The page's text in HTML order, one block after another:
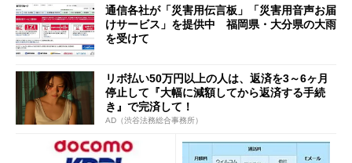
通信各社が「災害用伝言板」「災害用音声お届
けサービス」を提供中 福岡県・大分県の大雨
を受けて
リボ払い50万円以上の人は、返済を3～6ヶ月
停止して『大幅に減額してから返済する手続
き』で完済して！
AD（渋谷法務総合事務所）